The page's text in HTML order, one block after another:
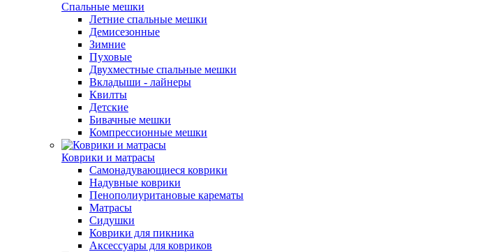
Спальные мешки
Летние спальные мешки
Демисезонные
Зимние
Пуховые
Двухместные спальные мешки
Вкладыши - лайнеры
Квилты
Детские
Бивачные мешки
Компрессионные мешки
Коврики и матрасы
Самонадувающиеся коврики
Надувные коврики
Пенополиуритановые карематы
Матрасы
Сидушки
Коврики для пикника
Аксессуары для ковриков